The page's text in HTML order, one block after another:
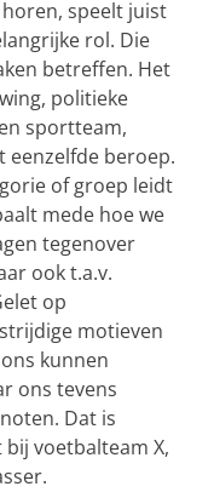
speelt juist
rol. Die
betreffen. Het
politieke
sportteam,
eenzelfde beroep.
of groep leidt
mede hoe we
tegenover
ook t.a.v.
op
motieven
kunnen
ons tevens
Dat is
voetbalteam X,